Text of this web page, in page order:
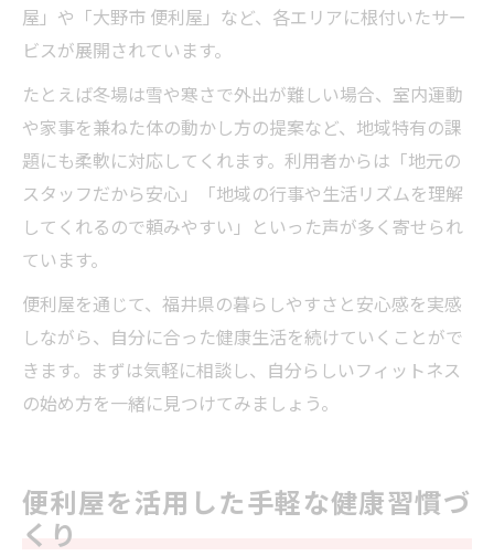
屋」や「大野市 便利屋」など、各エリアに根付いたサー
ビスが展開されています。
たとえば冬場は雪や寒さで外出が難しい場合、室内運動
や家事を兼ねた体の動かし方の提案など、地域特有の課
題にも柔軟に対応してくれます。利用者からは「地元の
スタッフだから安心」「地域の行事や生活リズムを理解
してくれるので頼みやすい」といった声が多く寄せられ
ています。
便利屋を通じて、福井県の暮らしやすさと安心感を実感
しながら、自分に合った健康生活を続けていくことがで
きます。まずは気軽に相談し、自分らしいフィットネス
の始め方を一緒に見つけてみましょう。
便利屋を活用した手軽な健康習慣づ
くり